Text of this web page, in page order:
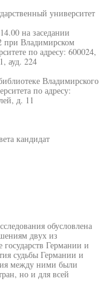
университет
на заседании
при Владимирском
по адресу: 600024,
ауд. 224
Владимирского
по адресу:
д. 11
кандидат
обусловлена
двух из
Германии и
судьбы Германии и
между ними были
но и для всей